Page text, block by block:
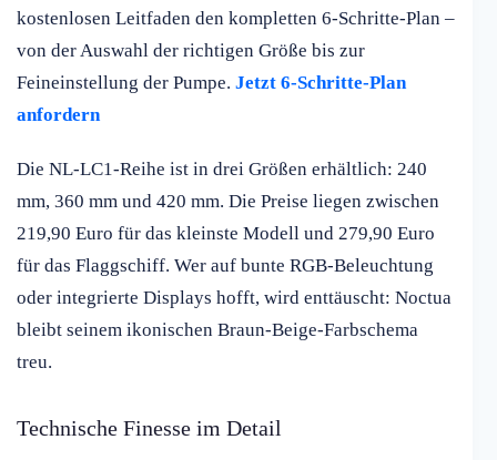
kostenlosen Leitfaden den kompletten 6-Schritte-Plan –
von der Auswahl der richtigen Größe bis zur
Feineinstellung der Pumpe. Jetzt 6-Schritte-Plan
anfordern
Die NL-LC1-Reihe ist in drei Größen erhältlich: 240
mm, 360 mm und 420 mm. Die Preise liegen zwischen
219,90 Euro für das kleinste Modell und 279,90 Euro
für das Flaggschiff. Wer auf bunte RGB-Beleuchtung
oder integrierte Displays hofft, wird enttäuscht: Noctua
bleibt seinem ikonischen Braun-Beige-Farbschema
treu.
Technische Finesse im Detail